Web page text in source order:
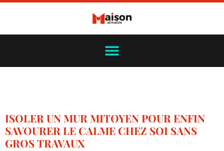
ISOLER UN MUR MITOYEN POUR ENFIN
SAVOURER LE CALME CHEZ SOI SANS
GROS TRAVAUX